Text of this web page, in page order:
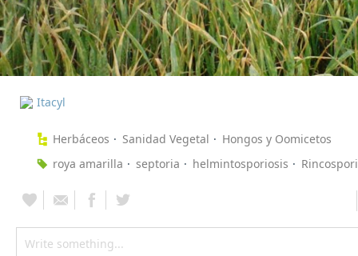
Itacyl
Herbáceos Sanidad Vegetal
Hongos y Oomicetos
roya amarilla
septoria helmintosporiosis